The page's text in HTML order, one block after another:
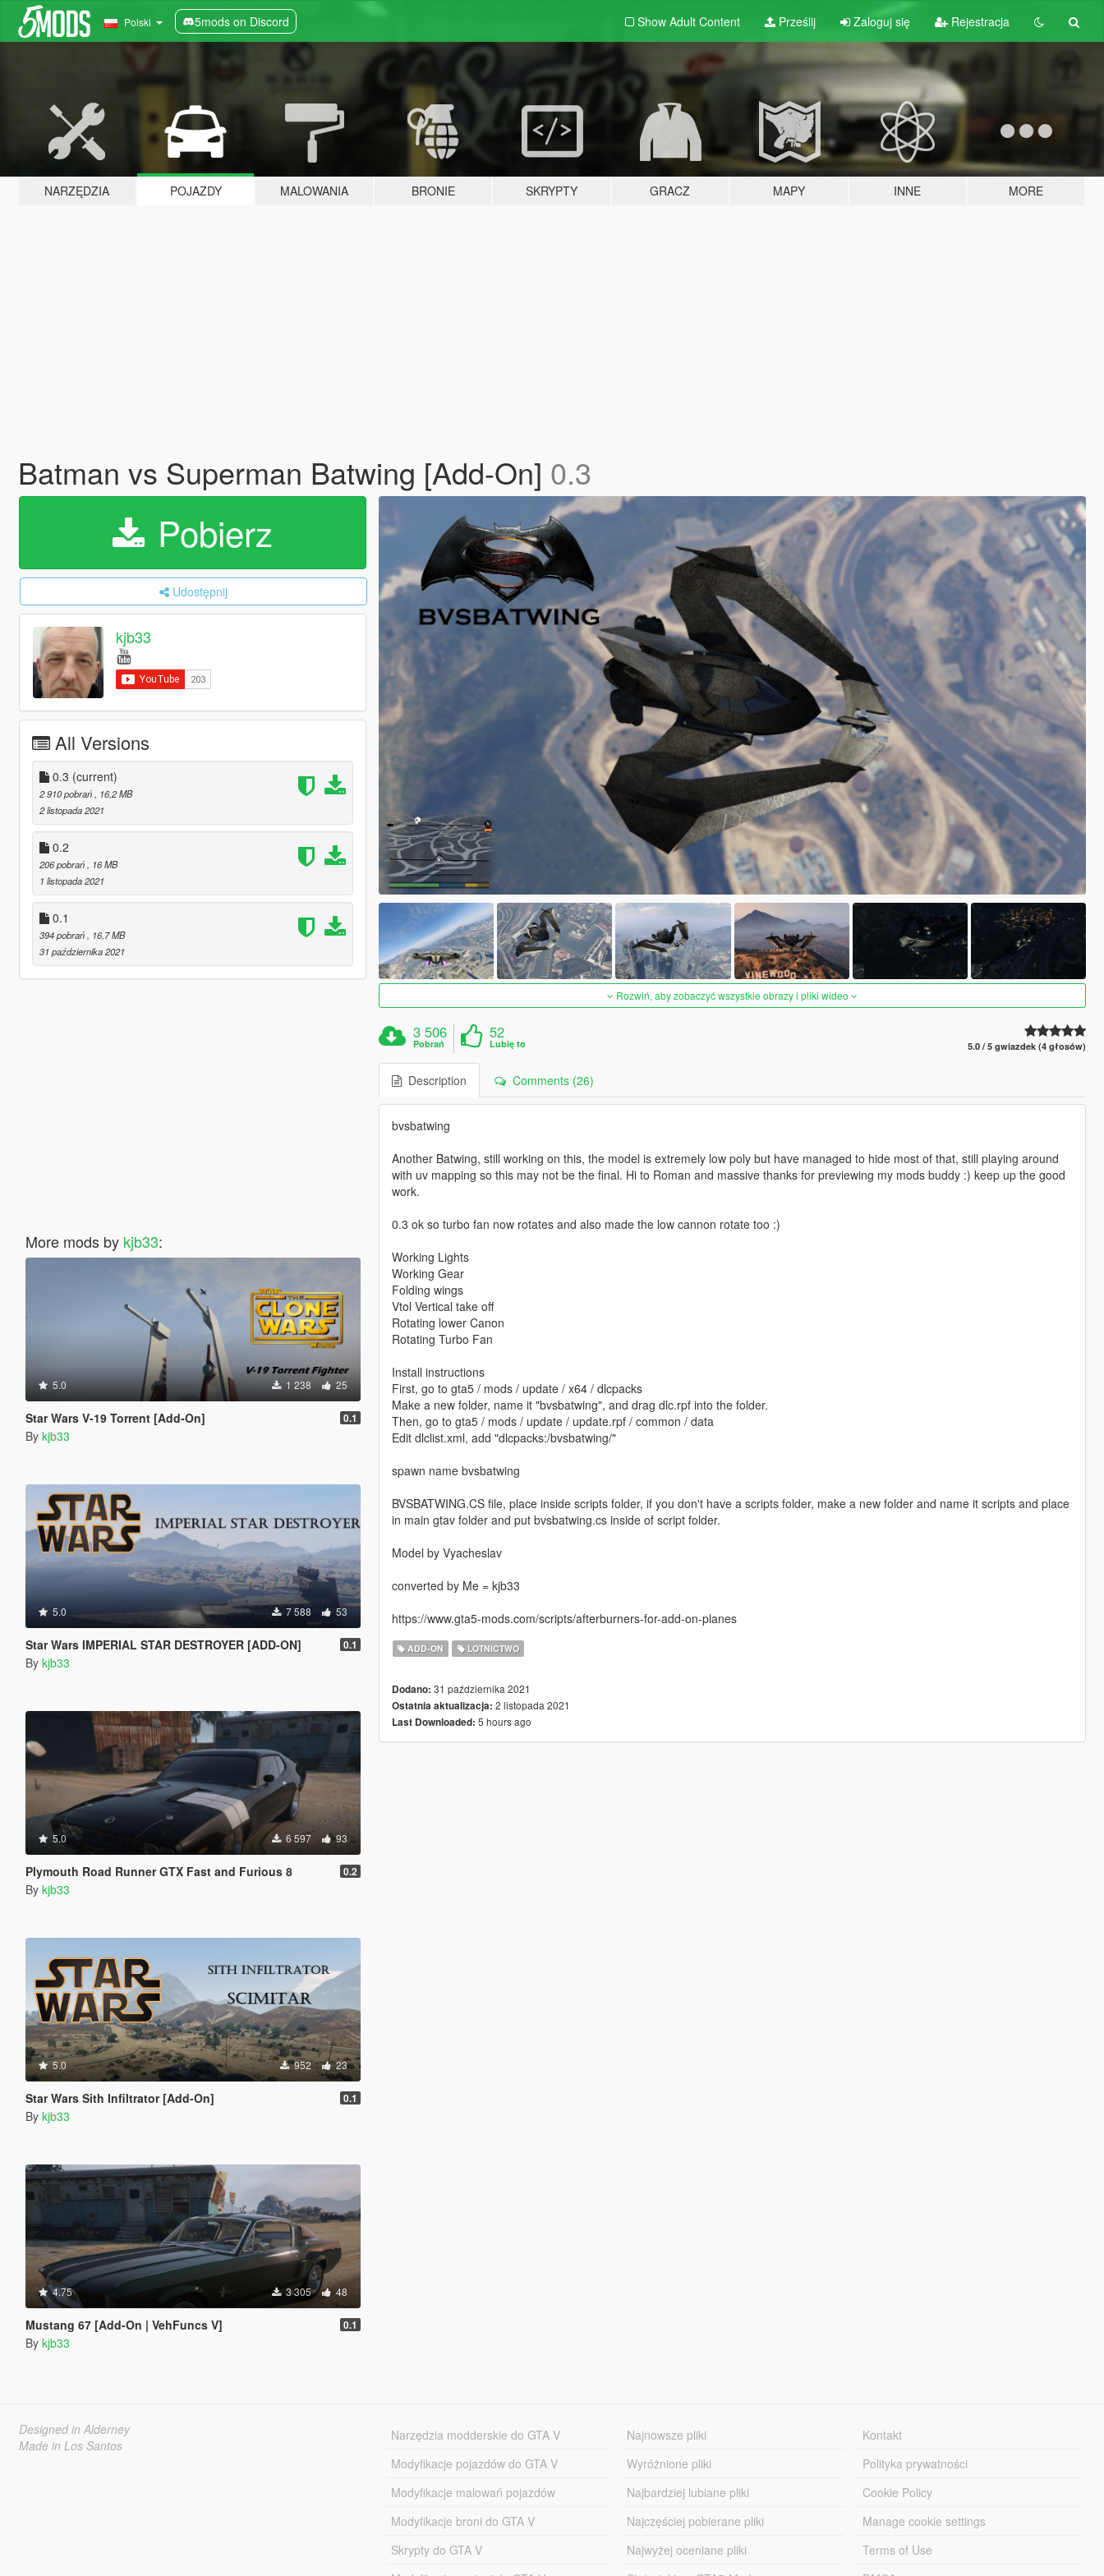
Polski 5mods on Discord Show Adult Content Prześlij Zaloguj się Rejestracja
NARZĘDZIA POJAZDY MALOWANIA BRONIE SKRYPTY GRACZ MAPY INNE MORE
Batman vs Superman Batwing [Add-On] 0.3
Pobierz
Udostępnij
kjb33
All Versions
0.3 (current)
2 910 pobrań
, 16,2 MB
2 listopada 2021
0.2
206 pobrań
, 16 MB
1 listopada 2021
0.1
394 pobrań
, 16,7 MB
31 października 2021
More mods by kjb33:
5.0 1 238 25
Star Wars V-19 Torrent [Add-On] 0.1
By kjb33
5.0 7 588 53
Star Wars IMPERIAL STAR DESTROYER [ADD-ON] 0.1
By kjb33
5.0 6 597 93
Plymouth Road Runner GTX Fast and Furious 8 0.2
By kjb33
5.0 952 23
Star Wars Sith Infiltrator [Add-On] 0.1
By kjb33
4.75 3 305 48
Mustang 67 [Add-On | VehFuncs V] 0.1
By kjb33
Rozwiń, aby zobaczyć wszystkie obrazy i pliki wideo
3 506
Pobrań
52
Lubię to 5.0 / 5 gwiazdek (4 głosów)
Description Comments (26)
bvsbatwing
Another Batwing, still working on this, the model is extremely low poly but have managed to hide most of that, still playing around
with uv mapping so this may not be the final. Hi to Roman and massive thanks for previewing my mods buddy :) keep up the good
work.
0.3 ok so turbo fan now rotates and also made the low cannon rotate too :)
Working Lights
Working Gear
Folding wings
Vtol Vertical take off
Rotating lower Canon
Rotating Turbo Fan
Install instructions
First, go to gta5 / mods / update / x64 / dlcpacks
Make a new folder, name it "bvsbatwing", and drag dlc.rpf into the folder.
Then, go to gta5 / mods / update / update.rpf / common / data
Edit dlclist.xml, add "dlcpacks:/bvsbatwing/"
spawn name bvsbatwing
BVSBATWING.CS file, place inside scripts folder, if you don't have a scripts folder, make a new folder and name it scripts and place
in main gtav folder and put bvsbatwing.cs inside of script folder.
Model by Vyacheslav
converted by Me = kjb33
https://www.gta5-mods.com/scripts/afterburners-for-add-on-planes
ADD-ON LOTNICTWO
Dodano: 31 października 2021
Ostatnia aktualizacja: 2 listopada 2021
Last Downloaded: 5 hours ago
Designed in Alderney
Made in Los Santos
Narzędzia modderskie do GTA V
Modyfikacje pojazdów do GTA V
Modyfikacje malowań pojazdów
Modyfikacje broni do GTA V
Skrypty do GTA V
Najnowsze pliki
Wyróżnione pliki
Najbardziej lubiane pliki
Najczęściej pobierane pliki
Najwyżej oceniane pliki
Kontakt
Polityka prywatności
Cookie Policy
Manage cookie settings
Terms of Use